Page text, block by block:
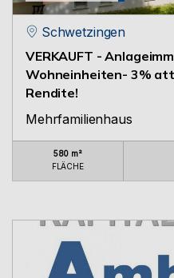
Schwetzingen
VERKAUFT -
Wohneinheiten- 3%
Rendite!
Mehrfamilienhaus
580 m²
FLÄCHE